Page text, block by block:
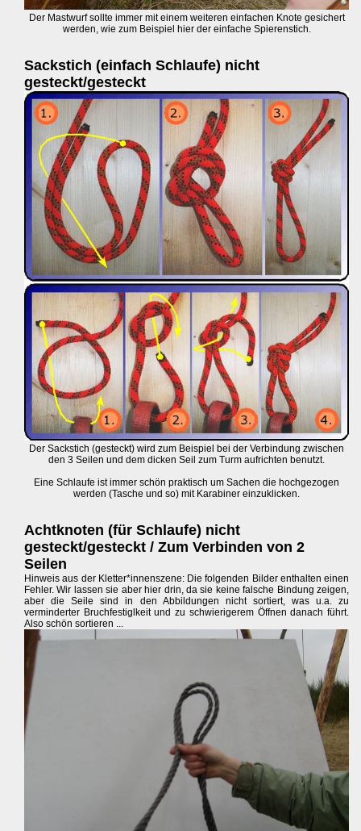
Der Mastwurf sollte immer mit einem weiteren einfachen Knote gesichert
werden, wie zum Beispiel hier der einfache Spierenstich.
Sackstich (einfach Schlaufe) nicht
gesteckt/gesteckt
Der Sackstich (gesteckt) wird zum Beispiel bei der Verbindung zwischen
den 3 Seilen und dem dicken Seil zum Turm aufrichten benutzt.
Eine Schlaufe ist immer schön praktisch um Sachen die hochgezogen
werden (Tasche und so) mit Karabiner einzuklicken.
Achtknoten (für Schlaufe) nicht
gesteckt/gesteckt / Zum Verbinden von 2
Seilen
Hinweis aus der Kletter*innenszene: Die folgenden Bilder enthalten einen
Fehler. Wir lassen sie aber hier drin, da sie keine falsche Bindung zeigen,
aber die Seile sind in den Abbildungen nicht sortiert, was u.a. zu
verminderter Bruchfestiglkeit und zu schwierigerem Öffnen danach führt.
Also schön sortieren ...